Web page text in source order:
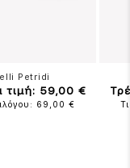
Petridi
τιμή: 59,00 €
69,00 €